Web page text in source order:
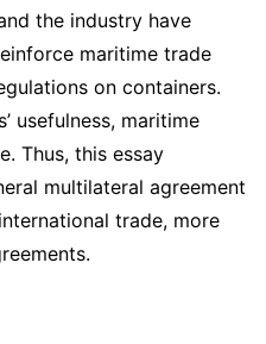
the industry have
maritime trade
on containers.
usefulness, maritime
Thus, this essay
multilateral agreement
trade, more